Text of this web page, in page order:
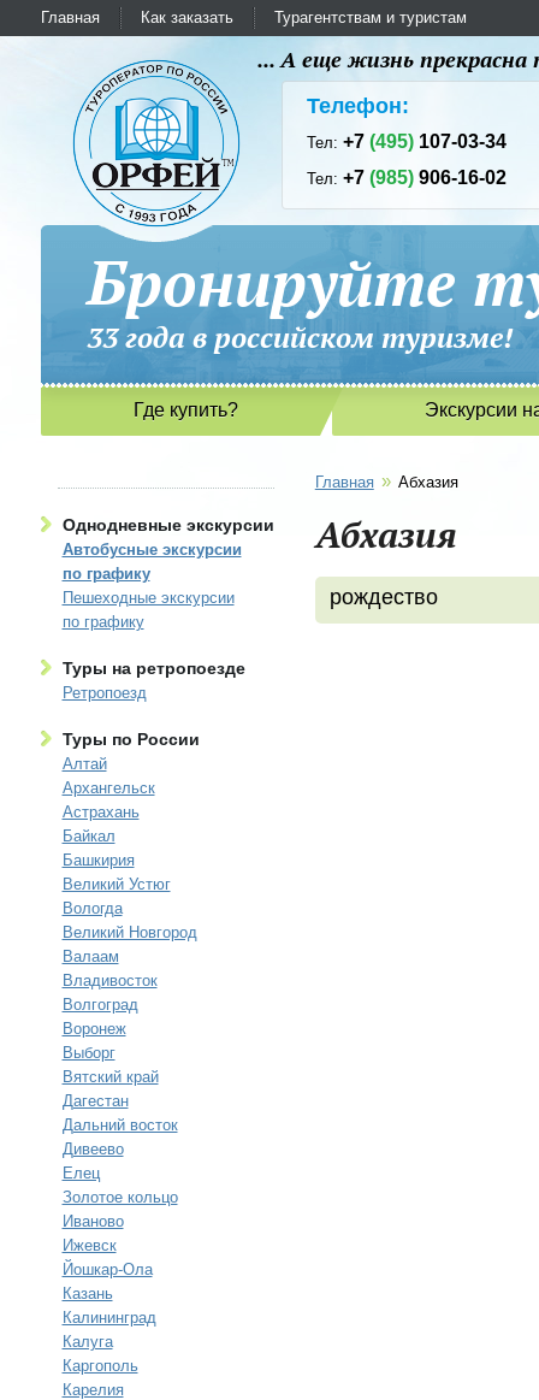
Главная Как заказать Турагентствам и туристам
... А еще жизнь
Телефон:
Тел:+7(495) 107-03-34
Тел:+7(985) 906-16-02
Бронируйте
33 года в российском
Где купить? Экскурсии
Однодневные экскурсии
Автобусные экскурсии
по графику
Пешеходные экскурсии
по графику
Туры на ретропоезде
Ретропоезд
Туры по России
Алтай
Архангельск
Астрахань
Байкал
Башкирия
Великий Устюг
Вологда
Великий Новгород
Валаам
Владивосток
Волгоград
Воронеж
Выборг
Вятский край
Дагестан
Дальний восток
Дивеево
Елец
Золотое кольцо
Иваново
Ижевск
Йошкар-Ола
Казань
Калининград
Калуга
Каргополь
Карелия
Главная » Абхазия
Абхазия
рождество